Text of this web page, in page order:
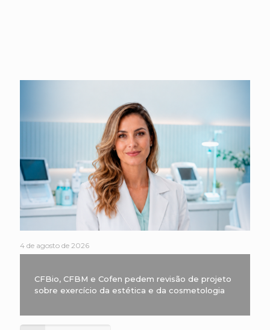
4 de agosto de 2026
CFBio, CFBM e Cofen pedem revisão de projeto
sobre exercício da estética e da cosmetologia